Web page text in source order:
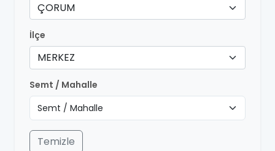
ÇORUM
İlçe
MERKEZ
Semt / Mahalle
Temizle